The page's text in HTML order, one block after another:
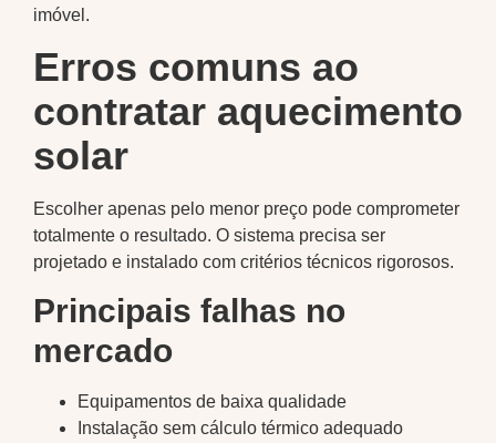
imóvel.
Erros comuns ao
contratar aquecimento
solar
Escolher apenas pelo menor preço pode comprometer
totalmente o resultado. O sistema precisa ser
projetado e instalado com critérios técnicos rigorosos.
Principais falhas no
mercado
Equipamentos de baixa qualidade
Instalação sem cálculo térmico adequado